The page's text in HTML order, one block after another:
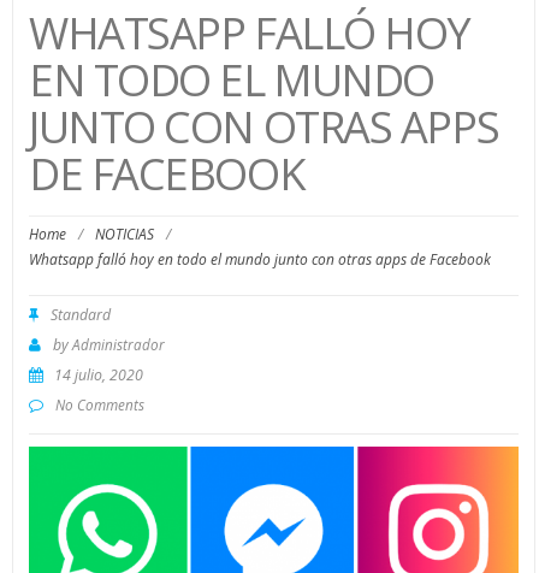
WHATSAPP FALLÓ HOY
EN TODO EL MUNDO
JUNTO CON OTRAS APPS
DE FACEBOOK
Home / NOTICIAS /
Whatsapp falló hoy en todo el mundo junto con otras apps de Facebook
Standard
byAdministrador
14 julio, 2020
No Comments